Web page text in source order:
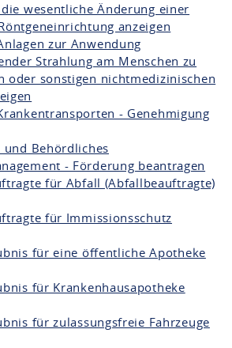
wesentliche Änderung einer
anzeigen
zur Anwendung
Strahlung am Menschen zu
oder sonstigen nichtmedizinischen
- Genehmigung
und Behördliches
- Förderung beantragen
für Abfall (Abfallbeauftragte)
für Immissionsschutz
für eine öffentliche Apotheke
für Krankenhausapotheke
für zulassungsfreie Fahrzeuge